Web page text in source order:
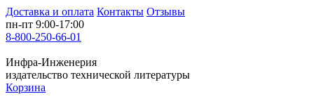
Доставка и оплата Контакты Отзывы
пн-пт 9:00-17:00
8-800-250-66-01
Инфра-Инженерия
издательство технической литературы
Корзина